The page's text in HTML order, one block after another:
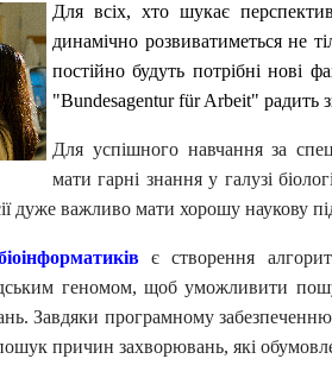
Для всіх, хто шукає
динамічно розвиватиметься не
постійно будуть потрібні нові
"Bundesagentur für Arbeit" радить
Для успішного навчання за
мати гарні знання у галузі
дуже важливо мати хорошу наукову
є створення
геномом, щоб уможливити
Завдяки програмному
причин захворювань, які